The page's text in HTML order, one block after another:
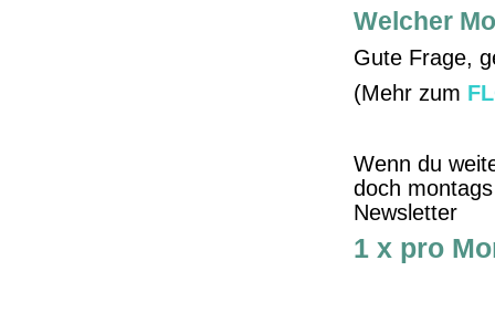
Welcher
Gute Frage,
(Mehr zum
Wenn du
doch
Newsletter
1 x pro